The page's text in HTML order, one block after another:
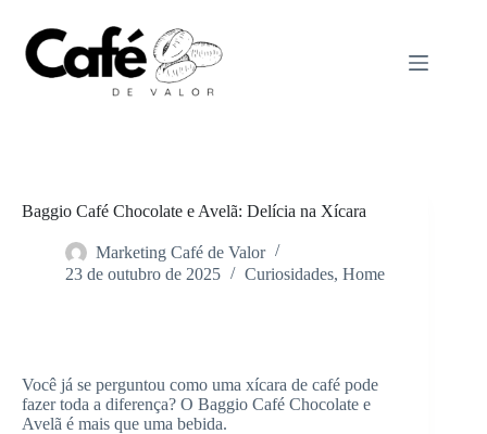
conteúdo
Baggio Café Chocolate e Avelã: Delícia na Xícara
Marketing Café de Valor
23 de outubro de 2025
Curiosidades, Home
Você já se perguntou como uma xícara de café pode
fazer toda a diferença? O Baggio Café Chocolate e
Avelã é mais que uma bebida.